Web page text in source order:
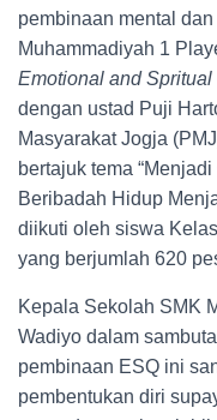
pembinaan mental
Muhammadiyah 1
Emotional and Spritual
dengan ustad Puji
Masyarakat Jogja
bertajuk tema
Beribadah Hidup
diikuti oleh siswa
yang berjumlah 620
Kepala Sekolah SMK
Wadiyo dalam
pembinaan ESQ ini
pembentukan diri